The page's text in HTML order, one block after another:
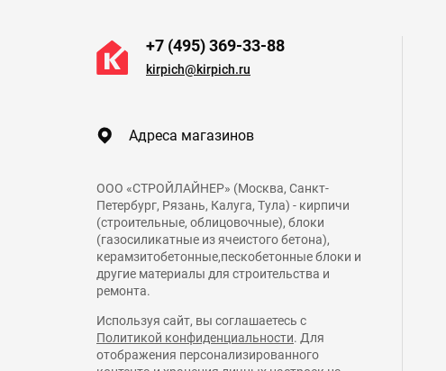
+7 (495) 369-33-88
kirpich@kirpich.ru
Адреса магазинов
ООО «СТРОЙЛАЙНЕР» (Москва, Санкт-
Петербург, Рязань, Калуга, Тула) - кирпичи
(строительные, облицовочные), блоки
(газосиликатные из ячеистого бетона),
керамзитобетонные,пескобетонные блоки и
другие материалы для строительства и
ремонта.
Используя сайт, вы соглашаетесь с
Политикой конфиденциальности. Для
отображения персонализированного